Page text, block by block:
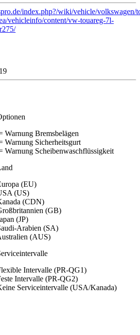
index.php?/wiki/vehicle/volkswagen/
vehicleinfo/content/vw-touareg-7l-
Warnung Bremsbelägen
Warnung Sicherheitsgurt
Warnung Scheibenwaschflüssigkeit
(EU)
(US)
(CDN)
(GB)
(JP)
Arabien (SA)
(AUS)
Intervalle (PR-QG1)
Intervalle (PR-QG2)
Serviceintervalle (USA/Kanada)